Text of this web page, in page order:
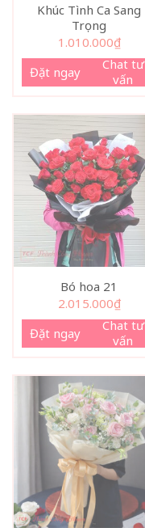
Khúc Tình Ca Sang
Trọng
1.010.000₫
Đặt ngay
Chat tư
vấn
Bó hoa 21
2.015.000₫
Đặt ngay
Chat tư
vấn